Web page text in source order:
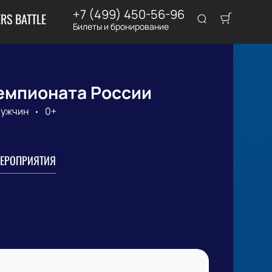
BATTLE +7 (499) 450-56-96
Билеты и бронирование
России
0+